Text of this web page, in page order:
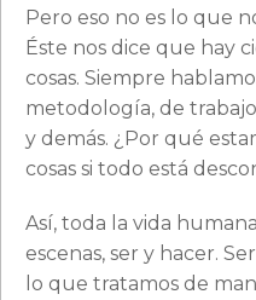
Pero eso no es lo que
Éste nos dice que hay
cosas. Siempre
metodología, de
y demás. ¿Por qué
cosas si todo está
Así, toda la vida
escenas, ser y hacer.
lo que tratamos de